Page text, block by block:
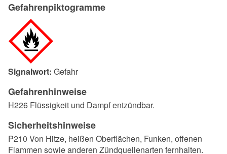
Gefahrenpiktogramme
Signalwort: Gefahr
Gefahrenhinweise
H226 Flüssigkeit und Dampf entzündbar.
Sicherheitshinweise
P210 Von Hitze, heißen Oberflächen, Funken, offenen
Flammen sowie anderen Zündquellenarten fernhalten.